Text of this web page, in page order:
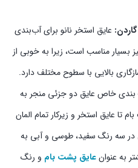
عایق استخر نانو برای آب‌بندی
بسیار مناسب است، زیرا به خوبی از
بالایی با سطوح مختلف دارد.
خاص عایق دو جزئی منجر به
تا عایق استخر و زیرکار تمام المان
در سه رنگ سفید، طوسی و آبی به
به عنوانعایق پشت بام و رنگ